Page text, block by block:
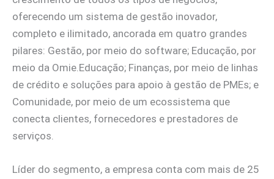
oferecendo um sistema de gestão inovador,
completo e ilimitado, ancorada em quatro grandes
pilares: Gestão, por meio do software; Educação, por
meio da Omie.Educação; Finanças, por meio de linhas
de crédito e soluções para apoio à gestão de PMEs; e
Comunidade, por meio de um ecossistema que
conecta clientes, fornecedores e prestadores de
serviços.
Líder do segmento, a empresa conta com mais de 25